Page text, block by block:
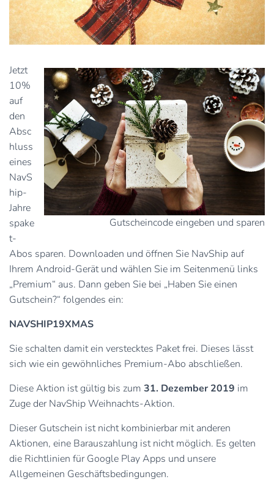
Gutscheincode eingeben und sparen
Jetzt
10%
auf
den
Absc
hluss
eines
NavS
hip-
Jahre
spake
t-
Abos sparen. Downloaden und öffnen Sie NavShip auf
Ihrem Android-Gerät und wählen Sie im Seitenmenü links
„Premium“ aus. Dann geben Sie bei „Haben Sie einen
Gutschein?“ folgendes ein:
NAVSHIP19XMAS
Sie schalten damit ein verstecktes Paket frei. Dieses lässt
sich wie ein gewöhnliches Premium-Abo abschließen.
Diese Aktion ist gültig bis zum 31. Dezember 2019 im
Zuge der NavShip Weihnachts-Aktion.
Dieser Gutschein ist nicht kombinierbar mit anderen
Aktionen, eine Barauszahlung ist nicht möglich. Es gelten
die Richtlinien für Google Play Apps und unsere
Allgemeinen Geschäftsbedingungen.